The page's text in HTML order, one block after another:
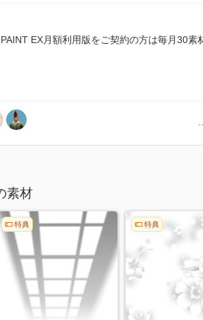
EX月額利用版をご契約の方は毎月30素
素材
特典 特典